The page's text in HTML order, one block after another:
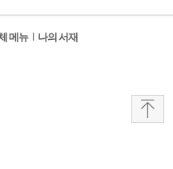
메뉴 l 나의 서재